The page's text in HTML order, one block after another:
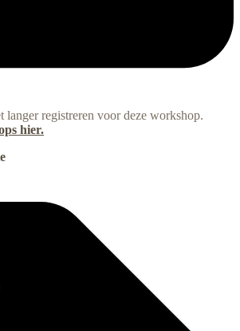
langer registreren voor deze workshop.
hier.